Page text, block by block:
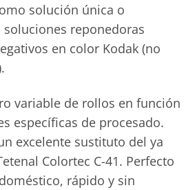
solución única o
reponedoras
en color Kodak (no
variable de rollos en función
específicas de procesado.
excelente sustituto del ya
Colortec C-41. Perfecto
rápido y sin